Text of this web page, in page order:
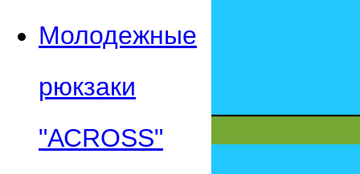
Молодежные
рюкзаки
"АСROSS"